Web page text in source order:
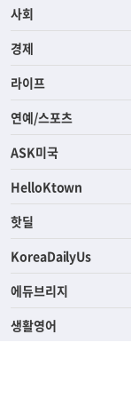
사회
경제
라이프
연예/스포츠
ASK미국
HelloKtown
핫딜
KoreaDailyUs
에듀브리지
생활영어